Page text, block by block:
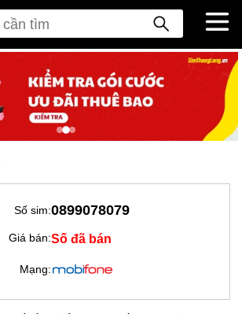
Số sim:0899078079
Giá bán:Số đã bán
Mạng: